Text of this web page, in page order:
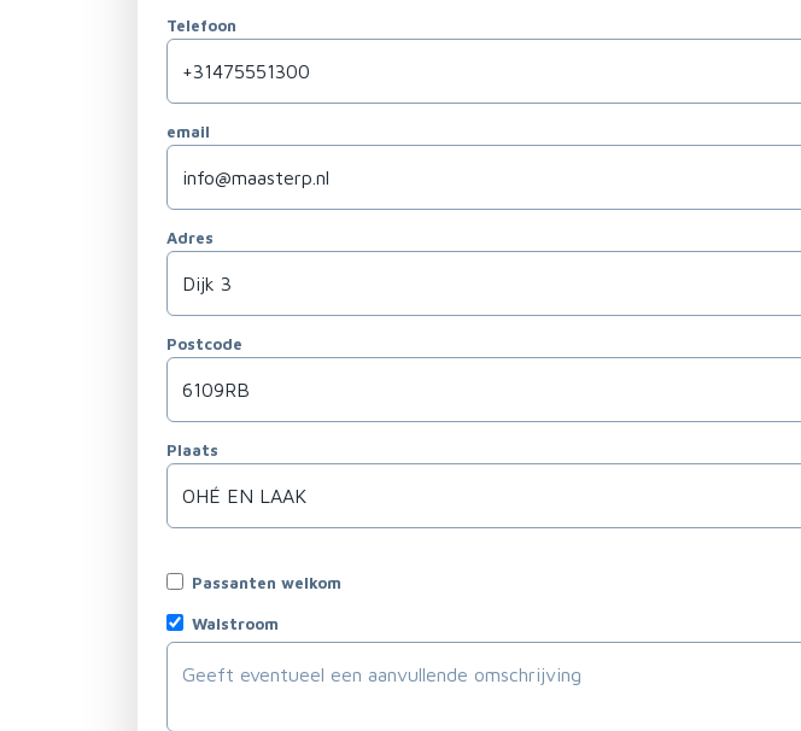
Telefoon
email
Adres
Postcode
Plaats
Passanten welkom
Walstroom